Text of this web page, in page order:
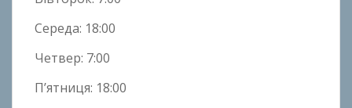
Середа: 18:00
Четвер: 7:00
П’ятниця: 18:00